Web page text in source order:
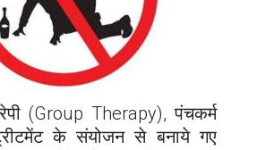
(Group Therapy), पंचकर्म
के संयोजन से बनाये गए